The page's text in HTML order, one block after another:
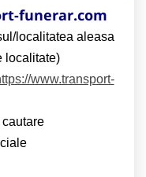
funerar.com
localitatea aleasa
localitate)
www.transport-